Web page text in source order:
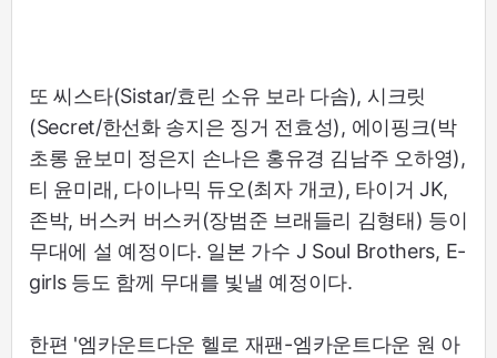
또 씨스타(Sistar/효린 소유 보라 다솜), 시크릿
(Secret/한선화 송지은 징거 전효성), 에이핑크(박
초롱 윤보미 정은지 손나은 홍유경 김남주 오하영),
티 윤미래, 다이나믹 듀오(최자 개코), 타이거 JK,
존박, 버스커 버스커(장범준 브래들리 김형태) 등이
무대에 설 예정이다. 일본 가수 J Soul Brothers, E-
girls 등도 함께 무대를 빛낼 예정이다.
한편 '엠카운트다운 헬로 재팬-엠카운트다운 원 아